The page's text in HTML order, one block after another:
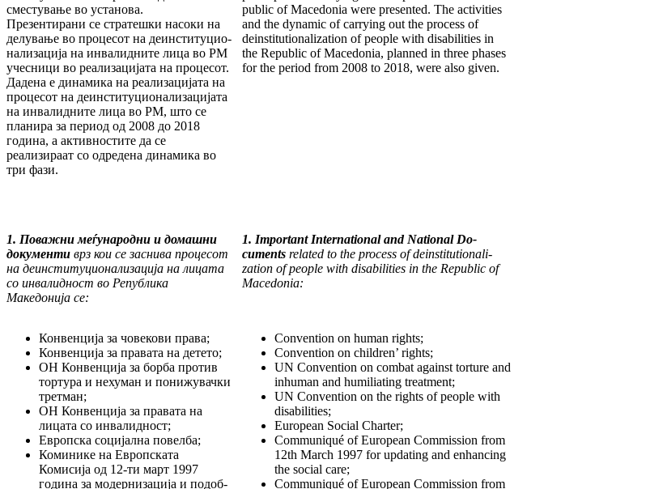
сместување во установа.
Презентирани се стратешки насоки на
делување во процесот на деинституцио­
на­ли­зација на ин­ва­лидните лица во РМ
учесници во реали­за­ци­ја­та на процесот.
Дадена е динамика на реали­за­цијата на
процесот на деинституционали­за­ци­ја­та
на инвалидните лица во РМ, што се
пла­ни­ра за период од 2008 до 2018
година, а актив­нос­тите да се
реализираат со одредена дина­ми­ка во
три фази.
public of Macedonia were presented. The acti­vi­ties
and the dynamic of carrying out the process of
deinstitutionalization of people with disabilities in
the Republic of Macedonia, planned in three phases
for the period from 2008 to 2018, were also given.
1. Поважни меѓународни и домашни
до­ку­мен­ти врз кои се заснива процесот
на де­ин­­сти­­ту­ционализација на лицата
со инва­лид­ност во Република
Македонија се:
1. Important International and National Do­­
cuments related to the process of deinstitu­tionali­
zation of people with disabilities in the Republic of
Macedonia:
Конвенција за човекови права;
Конвенција за правата на детето;
ОН Конвенција за борба против
тортура и нехуман и понижувачки
третман;
ОН Конвенција за правата на
лицата со инвалидност;
Европска социјална повелба;
Коминике на Европската
Комисија од 12-ти март 1997
година за модерниза­ција и по­доб­
Convention on human rights;
Convention on children’ rights;
UN Convention on combat against torture and
inhuman and humiliating treatment;
UN Convention on the rights of people with
disabilities;
European Social Charter;
Communiqué of European Commission from
12th March 1997 for updating and enhancing
the social care;
Communiqué of European Commission from